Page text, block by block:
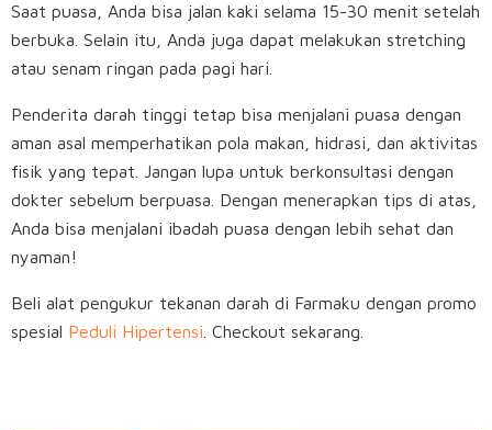
Saat puasa, Anda bisa jalan kaki selama 15-30 menit setelah
berbuka. Selain itu, Anda juga dapat melakukan stretching
atau senam ringan pada pagi hari.
Penderita darah tinggi tetap bisa menjalani puasa dengan
aman asal memperhatikan pola makan, hidrasi, dan aktivitas
fisik yang tepat. Jangan lupa untuk berkonsultasi dengan
dokter sebelum berpuasa. Dengan menerapkan tips di atas,
Anda bisa menjalani ibadah puasa dengan lebih sehat dan
nyaman!
Beli alat pengukur tekanan darah di Farmaku dengan promo
spesial Peduli Hipertensi . Checkout sekarang.